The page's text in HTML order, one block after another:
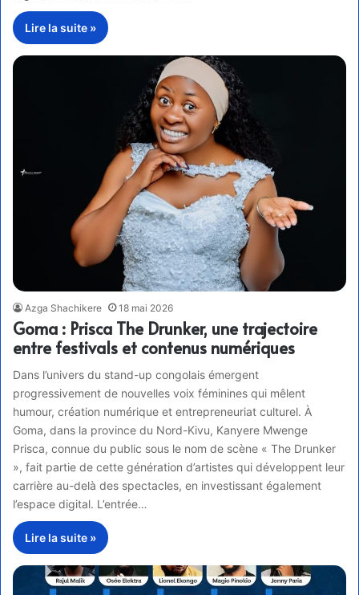
Lire la suite »
Azga Shachikere 18 mai 2026
Goma : Prisca The Drunker, une trajectoire
entre festivals et contenus numériques
Dans l’univers du stand-up congolais émergent
progressivement de nouvelles voix féminines qui mêlent
humour, création numérique et entrepreneuriat culturel. À
Goma, dans la province du Nord-Kivu, Kanyere Mwenge
Prisca, connue du public sous le nom de scène « The Drunker
», fait partie de cette génération d’artistes qui développent leur
carrière au-delà des spectacles, en investissant également
l’espace digital. L’entrée…
Lire la suite »